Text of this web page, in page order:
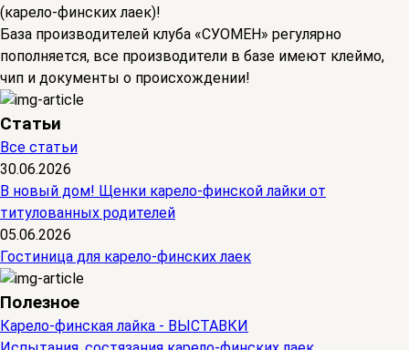
(карело-финских лаек)!
База производителей клуба «СУОМЕН» регулярно
пополняется, все производители в базе имеют клеймо,
чип и документы о происхождении!
Статьи
Все статьи
30.06.2026
В новый дом! Щенки карело-финской лайки от
титулованных родителей
05.06.2026
Гостиница для карело-финских лаек
Полезное
Карело-финская лайка - ВЫСТАВКИ